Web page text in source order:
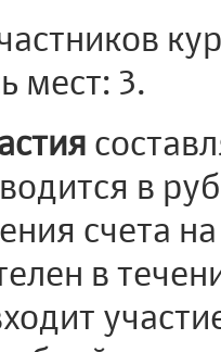
мест: 3.
в
счета
в